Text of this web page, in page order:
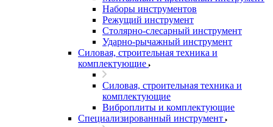
Наборы инструментов
Режущий инструмент
Столярно-слесарный инструмент
Ударно-рычажный инструмент
Силовая, строительная техника и
комплектующие
Силовая, строительная техника и
комплектующие
Виброплиты и комплектующие
Специализированный инструмент